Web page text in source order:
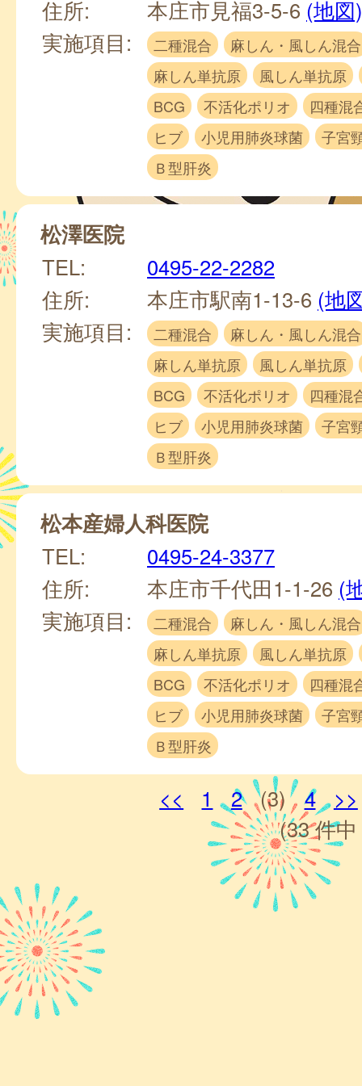
住所: 本庄市見福3-5-6 (地図)
実施項目:
二種混合
麻しん・風しん混合
麻しん単抗原
風しん単抗原
BCG
不活化ポリオ
四種混
ヒブ
小児用肺炎球菌
子宮
Ｂ型肝炎
松澤医院
TEL:
0495-22-2282
住所:
本庄市駅南1-13-6 (地
実施項目:
二種混合
麻しん・風しん混合
麻しん単抗原
風しん単抗原
BCG
不活化ポリオ
四種混
ヒブ
小児用肺炎球菌
子宮
Ｂ型肝炎
松本産婦人科医院
TEL:
0495-24-3377
住所:
本庄市千代田1-1-26 (
実施項目:
二種混合
麻しん・風しん混合
麻しん単抗原
風しん単抗原
BCG
不活化ポリオ
四種混
ヒブ
小児用肺炎球菌
子宮
Ｂ型肝炎
<< 1 2 (3) 4
>>
(33 件